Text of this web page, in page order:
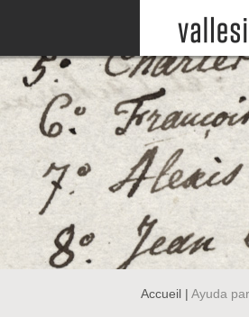
Accueil| Ayuda